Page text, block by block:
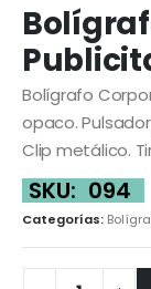
Bolígrafo
opaco.
Clip metálico.
SKU: 094
Categorías: